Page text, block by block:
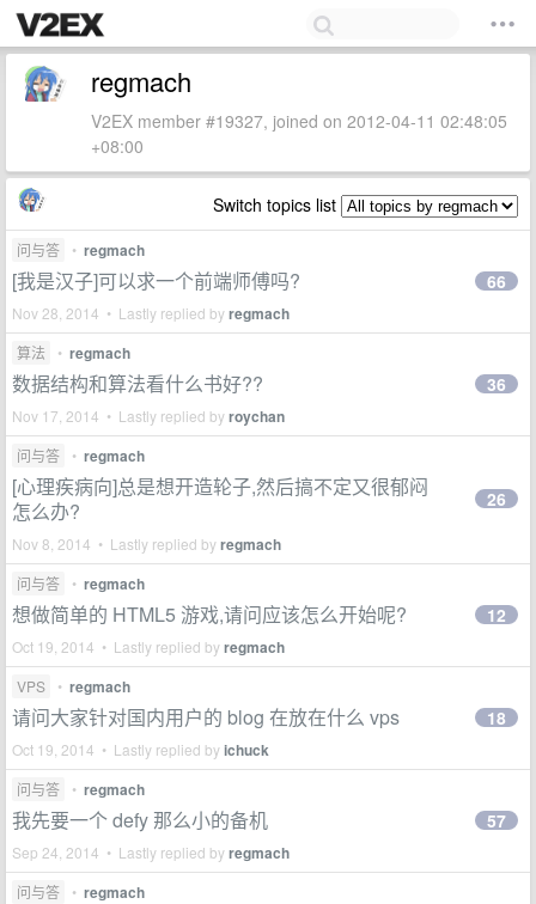
regmach
V2EX member #19327, joined on 2012-04-11 02:48:05
+08:00
Switch topics list
问与答 • regmach
[我是汉子]可以求一个前端师傅吗?
Nov 28, 2014 • Lastly replied byregmach
66
算法 • regmach
数据结构和算法看什么书好??
Nov 17, 2014 • Lastly replied byroychan
36
问与答 • regmach
[心理疾病向]总是想开造轮子,然后搞不定又很郁闷
怎么办?
Nov 8, 2014 • Lastly replied byregmach
26
问与答 • regmach
想做简单的 HTML5 游戏,请问应该怎么开始呢?
Oct 19, 2014 • Lastly replied byregmach
12
VPS • regmach
请问大家针对国内用户的 blog 在放在什么 vps
Oct 19, 2014 • Lastly replied byichuck
18
问与答 • regmach
我先要一个 defy 那么小的备机
Sep 24, 2014 • Lastly replied byregmach
57
问与答 • regmach